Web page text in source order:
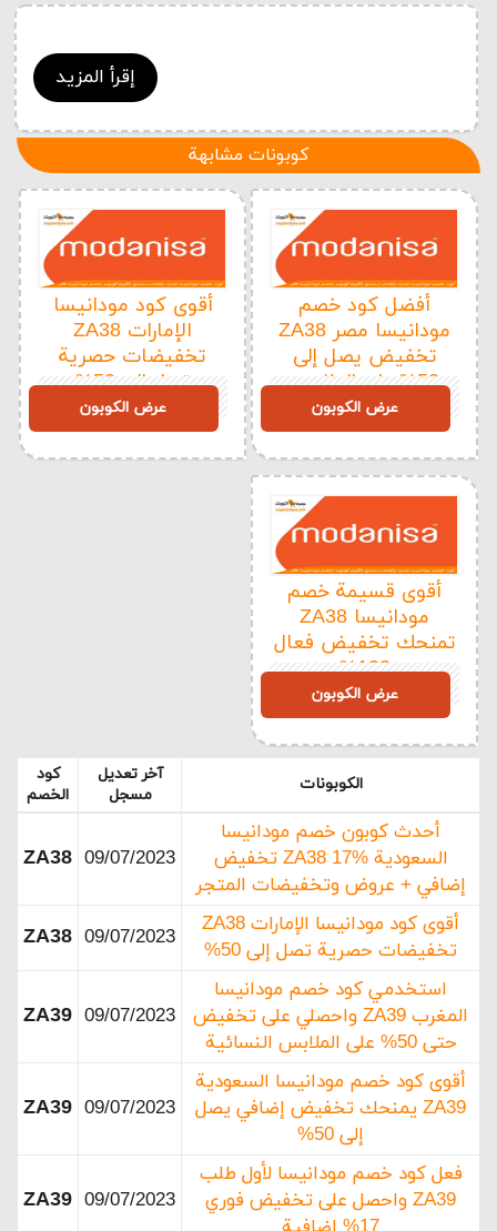
إقرأ المزيد
كوبونات مشابهة
أقوى قسيمة خصم
مودانيسا ZA38
تمنحك تخفيض فعال
100%
عرض الكوبون
أقوى كود مودانيسا
الإمارات ZA38
تخفيضات حصرية
تصل إلى 50%
عرض الكوبون
أفضل كود خصم
مودانيسا مصر ZA38
تخفيض يصل إلى
50% على الملابس
الرياضية
عرض الكوبون
الكوبونات
آخر تعديل
مسجل
كود
الخصم
أحدث كوبون خصم مودانيسا
السعودية ZA38 17% تخفيض
إضافي + عروض وتخفيضات المتجر
09/07/2023
ZA38
أقوى كود مودانيسا الإمارات ZA38
تخفيضات حصرية تصل إلى 50%
09/07/2023
ZA38
استخدمي كود خصم مودانيسا
المغرب ZA39 واحصلي على تخفيض
حتى 50% على الملابس النسائية
09/07/2023
ZA39
أقوى كود خصم مودانيسا السعودية
ZA39 يمنحك تخفيض إضافي يصل
إلى 50%
09/07/2023
ZA39
فعل كود خصم مودانيسا لأول طلب
ZA39 واحصل على تخفيض فوري
09/07/2023
ZA39